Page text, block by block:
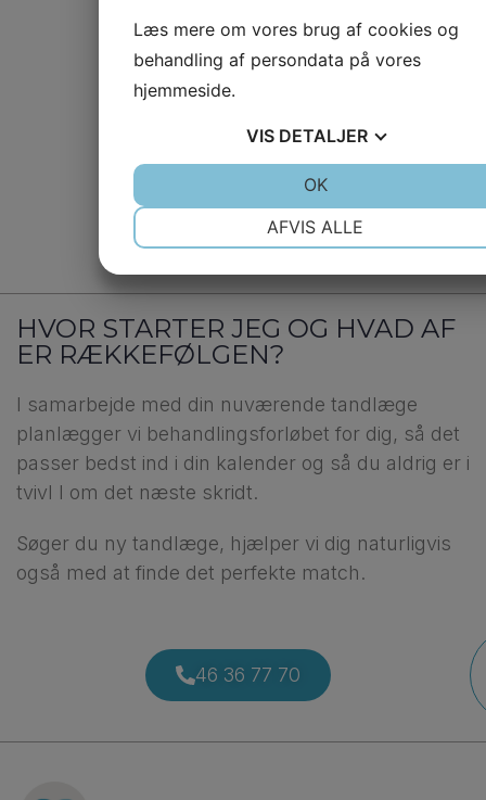
Kontakt os endelig hvis der er
noget du er i tvivl om eller for
mere information.
HVOR STARTER JEG OG HVAD AF
ER RÆKKEFØLGEN?
I samarbejde med din nuværende tandlæge
planlægger vi behandlingsforløbet for dig, så det
passer bedst ind i din kalender og så du aldrig er i
tvivl l om det næste skridt.
Søger du ny tandlæge, hjælper vi dig naturligvis
også med at finde det perfekte match.
46 36 77 70
Læs mere om vores brug af cookies og
behandling af persondata på vores
hjemmeside.
VIS DETALJER
MARKETING STATISTIK
AFVIS ALLE
OK